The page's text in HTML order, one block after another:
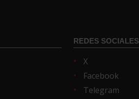
REDES SOCIALES
X
Facebook
Telegram